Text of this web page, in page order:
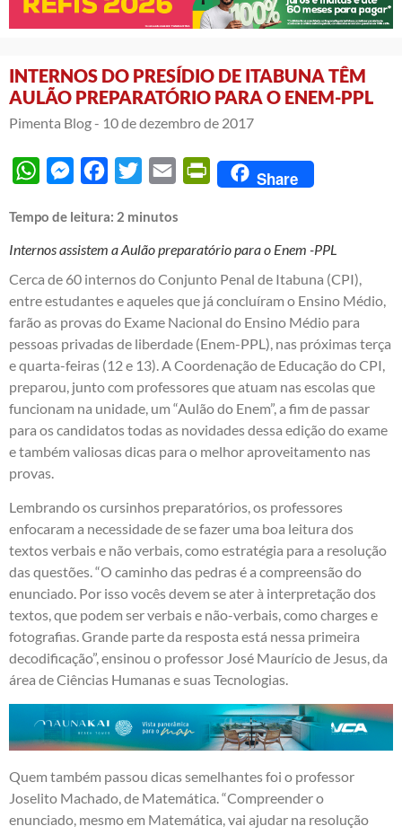
INTERNOS DO PRESÍDIO DE ITABUNA TÊM
AULÃO PREPARATÓRIO PARA O ENEM-PPL
Pimenta Blog - 10 de dezembro de 2017
WhatsAppMessengerFacebook
Twitter Email PrintFriendly
Share
Tempo de leitura: 2 minutos
Internos assistem a Aulão preparatório para o Enem -PPL
Cerca de 60 internos do Conjunto Penal de Itabuna (CPI),
entre estudantes e aqueles que já concluíram o Ensino Médio,
farão as provas do Exame Nacional do Ensino Médio para
pessoas privadas de liberdade (Enem-PPL), nas próximas terça
e quarta-feiras (12 e 13). A Coordenação de Educação do CPI,
preparou, junto com professores que atuam nas escolas que
funcionam na unidade, um “Aulão do Enem”, a fim de passar
para os candidatos todas as novidades dessa edição do exame
e também valiosas dicas para o melhor aproveitamento nas
provas.
Lembrando os cursinhos preparatórios, os professores
enfocaram a necessidade de se fazer uma boa leitura dos
textos verbais e não verbais, como estratégia para a resolução
das questões. “O caminho das pedras é a compreensão do
enunciado. Por isso vocês devem se ater à interpretação dos
textos, que podem ser verbais e não-verbais, como charges e
fotografias. Grande parte da resposta está nessa primeira
decodificação”, ensinou o professor José Maurício de Jesus, da
área de Ciências Humanas e suas Tecnologias.
Quem também passou dicas semelhantes foi o professor
Joselito Machado, de Matemática. “Compreender o
enunciado, mesmo em Matemática, vai ajudar na resolução